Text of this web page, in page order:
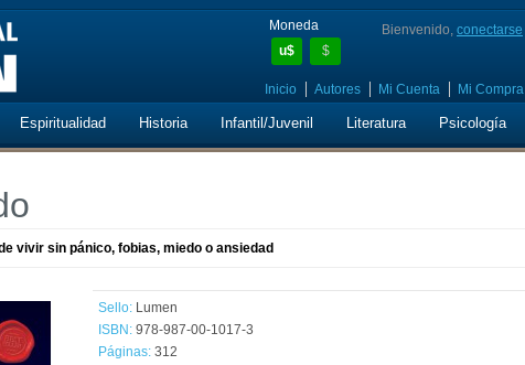
Moneda
u$
$
Bienvenido, conectarse
Inicio Autores Mi Cuenta Mi Compra
Espiritualidad Historia Infantil/Juvenil Literatura Psicología
vivir sin pánico, fobias, miedo o ansiedad
Sello: Lumen
ISBN: 978-987-00-1017-3
Páginas: 312